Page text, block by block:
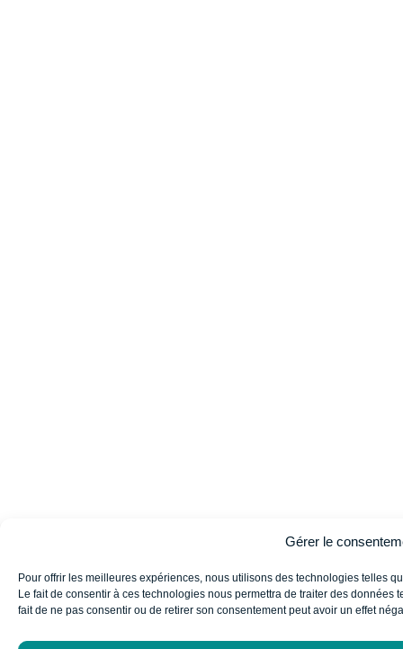
Gérer le
Pour offrir les meilleures expériences, nous utilisons des technologies telles
Le fait de consentir à ces technologies nous permettra de traiter des
fait de ne pas consentir ou de retirer son consentement peut avoir un effet